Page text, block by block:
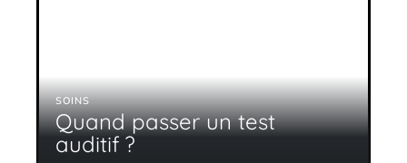
SOINS
Quand passer un test
auditif ?